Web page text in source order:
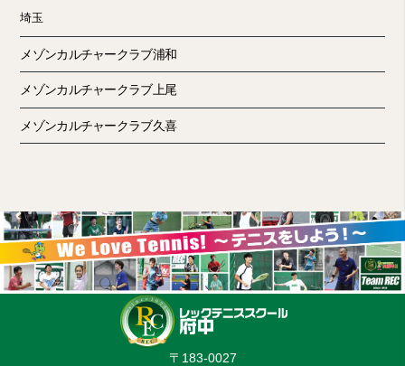
埼玉
メゾンカルチャークラブ浦和
メゾンカルチャークラブ上尾
メゾンカルチャークラブ久喜
〒183-0027